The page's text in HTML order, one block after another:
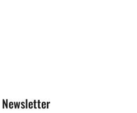
Newsletter